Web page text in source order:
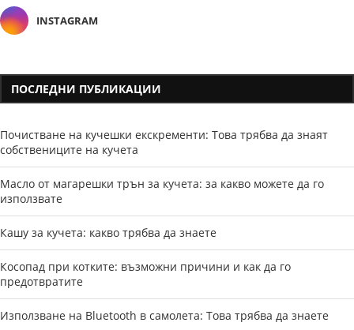
INSTAGRAM
ПОСЛЕДНИ ПУБЛИКАЦИИ
Почистване на кучешки екскременти: Това трябва да знаят
собствениците на кучета
Масло от магарешки трън за кучета: за какво можете да го
използвате
Кашу за кучета: какво трябва да знаете
Косопад при котките: възможни причини и как да го
предотвратите
Използване на Bluetooth в самолета: Това трябва да знаете